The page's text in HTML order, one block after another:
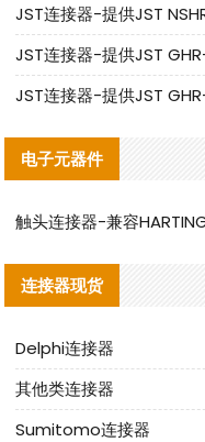
JST连接器-提供JST
JST连接器-提供JST
JST连接器-提供JST
电子元器件
连接器现货
Delphi连接器
其他类连接器
Sumitomo连接器